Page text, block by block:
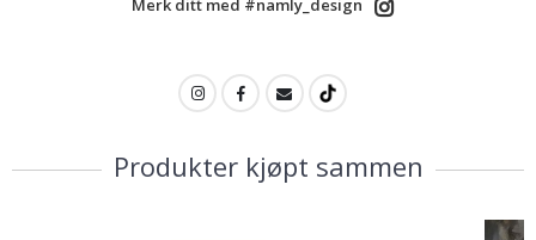
Merk ditt med #namly_design
Produkter kjøpt sammen